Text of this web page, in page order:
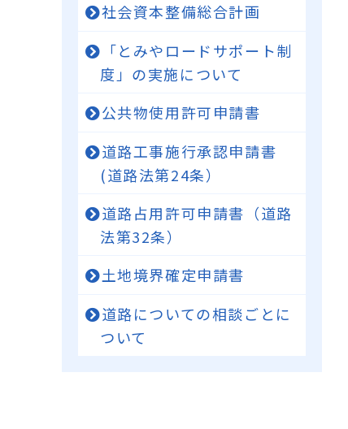
社会資本整備総合計画
「とみやロードサポート制
度」の実施について
公共物使用許可申請書
道路工事施行承認申請書
(道路法第24条）
道路占用許可申請書（道路
法第32条）
土地境界確定申請書
道路についての相談ごとに
ついて